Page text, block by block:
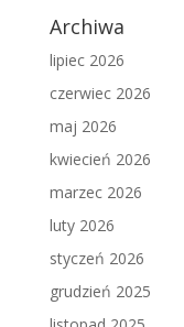
Archiwa
lipiec 2026
czerwiec 2026
maj 2026
kwiecień 2026
marzec 2026
luty 2026
styczeń 2026
grudzień 2025